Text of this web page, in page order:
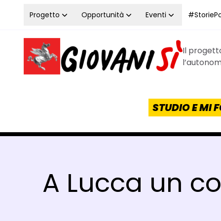
Vai al contenuto
Progetto Opportunità Eventi
Homepage Giovanisì - Progetto della Regione
Il
STUDIO E MI
A Lucca un